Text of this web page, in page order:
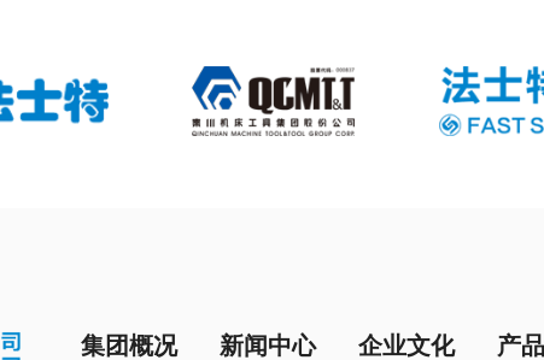
集团概况 新闻中心 企业文化 产